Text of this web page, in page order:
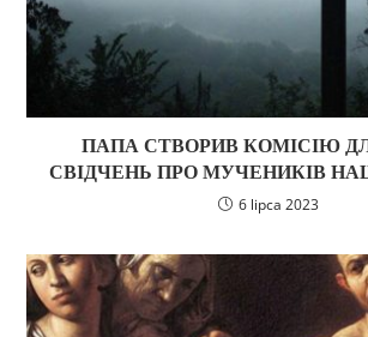
ПАПА СТВОРИВ КОМІСІЮ
СВІДЧЕНЬ ПРО МУЧЕНИКІВ
6 lipca 2023